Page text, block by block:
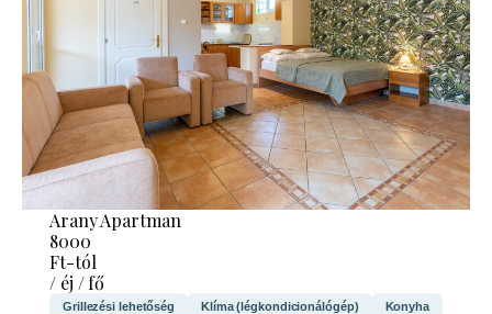
Arany Apartman
8000
Ft-tól
/ éj / fő
Grillezési lehetőség Klíma (légkondicionálógép) Konyha